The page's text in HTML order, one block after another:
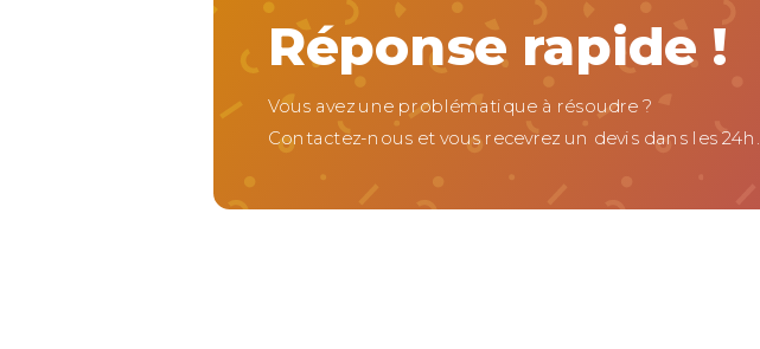
Réponse rapide !
Vous avez une problématique à résoudre ?
Contactez-nous et vous recevrez un devis dans les 24h.